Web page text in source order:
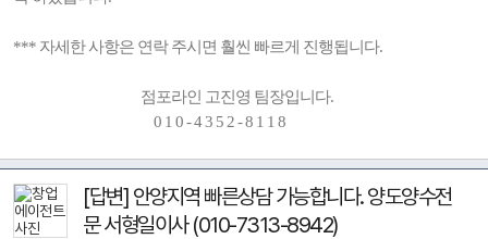
*** 자세한 사항은 연락 주시면 훨씬 빠르게 진행됩니다.
점포라인 고진영 팀장입니다.
0 1 0 - 4 3 5 2 - 8 1 1 8
[답변] 안양지역 빠른상담 가능합니다. 양도양수전
문 서형일이사 (010-7313-8942)